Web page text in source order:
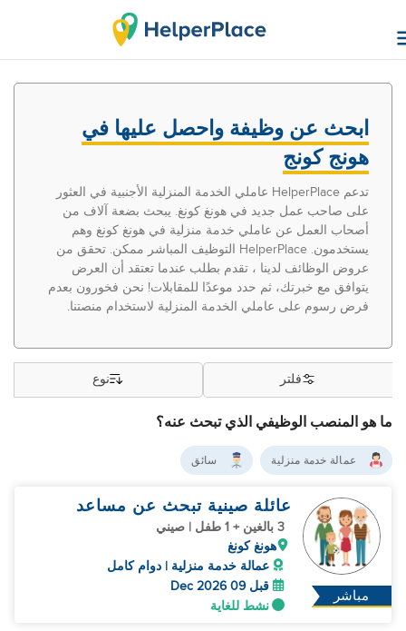
ابحث عن وظيفة واحصل عليها في
هونج كونج
تدعم HelperPlace عاملي الخدمة المنزلية الأجنبية في العثور
على صاحب عمل جديد في هونغ كونغ. يبحث بضعة آلاف من
أصحاب العمل عن عاملي خدمة منزلية في هونغ كونغ وهم
يستخدمون. HelperPlace التوظيف المباشر ممكن. تحقق من
عروض الوظائف لدينا ، تقدم بطلب عندما تعتقد أن العرض
يتوافق مع خبرتك، ثم حدد موعدًا للمقابلات! نحن فخورون بعدم
فرض رسوم على عاملي الخدمة المنزلية لاستخدام منصتنا.
ما هو المنصب الوظيفي الذي تبحث عنه؟
فلتر نوع
عمالة خدمة منزلية سائق
مباشر
عائلة صينية تبحث عن مساعد
3 بالغين + 1 طفل | صيني
هونغ كونغ
عمالة خدمة منزلية | دوام كامل
قبل 09 Dec 2026
نشط للغاية